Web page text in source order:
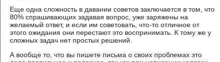
Еще одна сложность в давании советов заключается в том, что
80% спрашивающих задавая вопрос, уже заряжены на
желаемый ответ, и если им советовать, что-то отличное от
этого ожидания они перестают это воспринимать. К тому же у
сложных задач нет простых решений.
А вообще то, что вы пишете письма о своих проблемах это